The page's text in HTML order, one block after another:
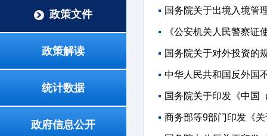
政策文件
政策解读
统计数据
政府信息公开
国务院关于出境入境管
《公安机关人民警察证
国务院关于对外投资的
中华人民共和国反外国
国务院关于印发《中国
商务部等9部门印发《